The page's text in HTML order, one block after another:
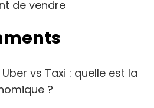
de vendre
Uber vs Taxi : quelle est la
?